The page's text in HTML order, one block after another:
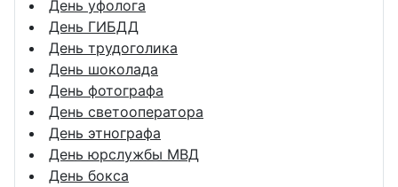
День уфолога
День ГИБДД
День трудоголика
День шоколада
День фотографа
День светооператора
День этнографа
День юрслужбы МВД
День бокса